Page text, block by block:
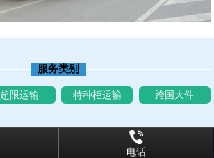
服务类别
超限运输 特种柜运输 跨国大件
电话